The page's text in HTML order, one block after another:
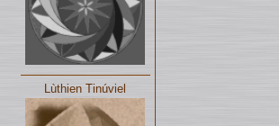
Lùthien Tinúviel